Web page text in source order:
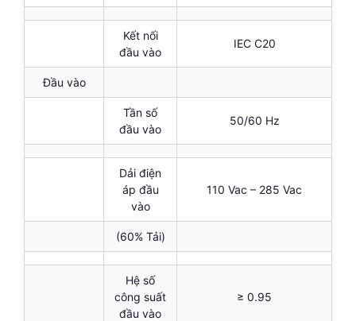
Kết nối
đầu vào
IEC C20
Đầu vào
Tần số
đầu vào
50/60 Hz
Dải điện
áp đầu
vào
110 Vac – 285 Vac
(60% Tải)
Hệ số
công suất
đầu vào
≥ 0.95